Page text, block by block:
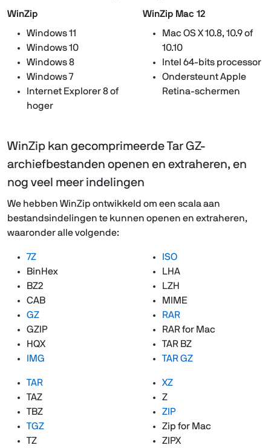
WinZip
Windows 11
Windows 10
Windows 8
Windows 7
Internet Explorer 8 of
hoger
WinZip Mac 12
Mac OS X 10.8, 10.9 of
10.10
Intel 64-bits processor
Ondersteunt Apple
Retina-schermen
WinZip kan gecomprimeerde Tar GZ-
archiefbestanden openen en extraheren, en
nog veel meer indelingen
We hebben WinZip ontwikkeld om een scala aan
bestandsindelingen te kunnen openen en extraheren,
waaronder alle volgende:
7Z
BinHex
BZ2
CAB
GZ
GZIP
HQX
IMG
ISO
LHA
LZH
MIME
RAR
RAR for Mac
TAR BZ
TAR GZ
TAR
TAZ
TBZ
TGZ
TZ
XZ
Z
ZIP
Zip for Mac
ZIPX